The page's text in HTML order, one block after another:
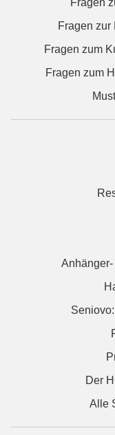
Fragen
Fragen
Fragen zum
Fragen zum
Der
Alle